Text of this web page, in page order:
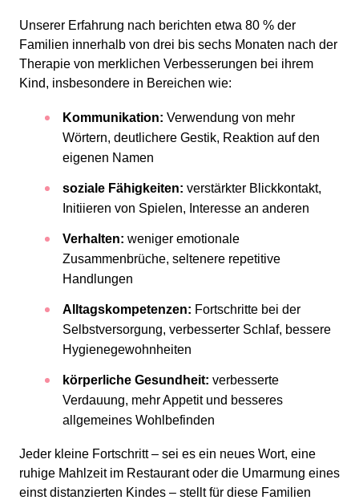
Unserer Erfahrung nach berichten etwa 80 % der
Familien innerhalb von drei bis sechs Monaten nach der
Therapie von merklichen Verbesserungen bei ihrem
Kind, insbesondere in Bereichen wie:
Kommunikation: Verwendung von mehr
Wörtern, deutlichere Gestik, Reaktion auf den
eigenen Namen
soziale Fähigkeiten: verstärkter Blickkontakt,
Initiieren von Spielen, Interesse an anderen
Verhalten: weniger emotionale
Zusammenbrüche, seltenere repetitive
Handlungen
Alltagskompetenzen: Fortschritte bei der
Selbstversorgung, verbesserter Schlaf, bessere
Hygienegewohnheiten
körperliche Gesundheit: verbesserte
Verdauung, mehr Appetit und besseres
allgemeines Wohlbefinden
Jeder kleine Fortschritt – sei es ein neues Wort, eine
ruhige Mahlzeit im Restaurant oder die Umarmung eines
einst distanzierten Kindes – stellt für diese Familien